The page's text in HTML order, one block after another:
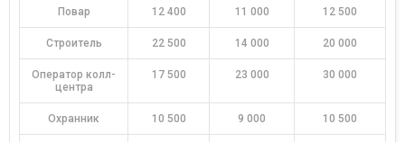
Повар 12 400 11 000 12 500
Строитель 22 500 14 000 20 000
Оператор колл-
центра
17 500 23 000 30 000
Охранник 10 500 9 000 10 500